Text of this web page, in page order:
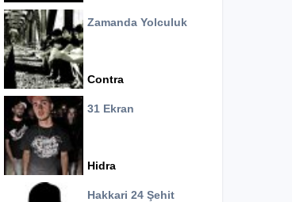
Zamanda Yolculuk
Contra
31 Ekran
Hidra
Hakkari 24 Şehit